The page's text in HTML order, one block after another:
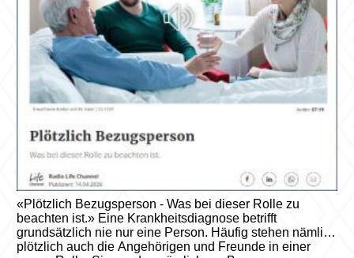
«Plötzlich Bezugsperson - Was bei dieser Rolle zu
beachten ist.» Eine Krankheitsdiagnose betrifft
grundsätzlich nie nur eine Person. Häufig stehen nämlich
plötzlich auch die Angehörigen und Freunde in einer